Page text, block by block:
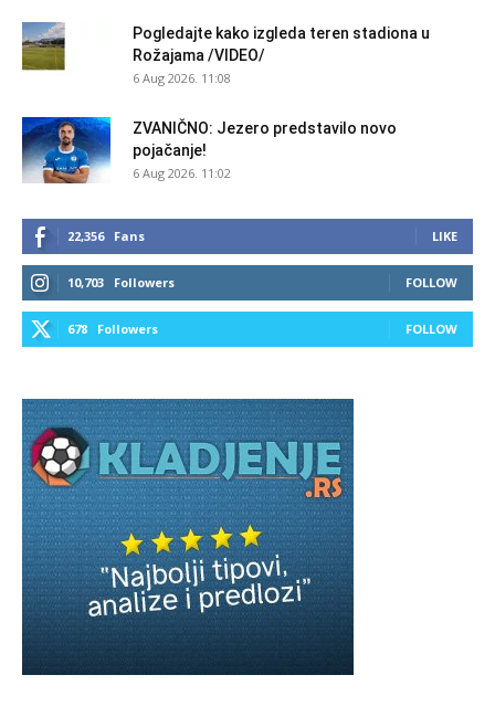
Pogledajte kako izgleda teren stadiona u
Rožajama /VIDEO/
6 Aug 2026. 11:08
ZVANIČNO: Jezero predstavilo novo
pojačanje!
6 Aug 2026. 11:02
22,356 Fans LIKE
10,703 Followers FOLLOW
678 Followers FOLLOW